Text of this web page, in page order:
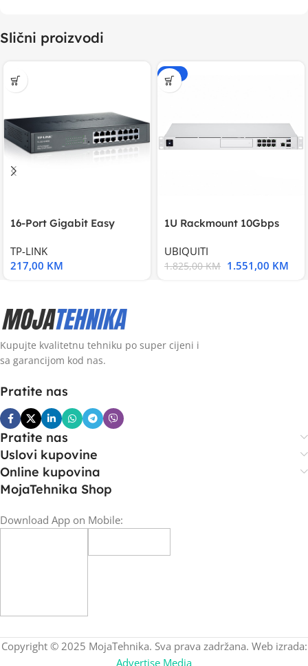
Slični proizvodi
16-Port Gigabit Easy
TP-LINK
217,00 KM
-15%
1U Rackmount 10Gbps
UBIQUITI
1.825,00KM 1.551,00 KM
Kupujte kvalitetnu tehniku po super cijeni i
sa garancijom kod nas.
Pratite nas
Pratite nas
Uslovi kupovine
Online kupovina
MojaTehnika Shop
Download App on Mobile:
Copyright © 2025 MojaTehnika. Sva prava zadržana. Web izrada:
Advertise Media